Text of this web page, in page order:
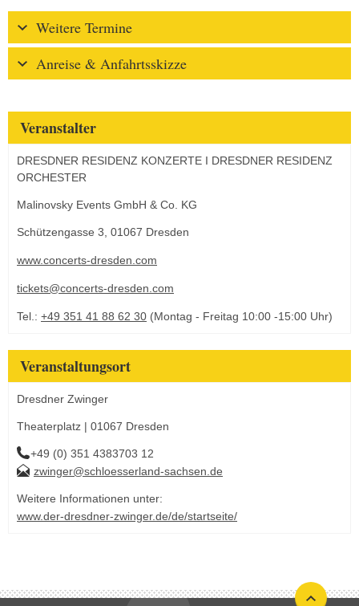
Weitere Termine
Anreise & Anfahrtsskizze
Veranstalter
DRESDNER RESIDENZ KONZERTE I DRESDNER RESIDENZ
ORCHESTER
Malinovsky Events GmbH & Co. KG
Schützengasse 3, 01067 Dresden
www.concerts-dresden.com
tickets@concerts-dresden.com
Tel.: +49 351 41 88 62 30 (Montag - Freitag 10:00 -15:00 Uhr)
Veranstaltungsort
Dresdner Zwinger
Theaterplatz | 01067 Dresden
+49 (0) 351 4383703 12
zwinger@schloesserland-sachsen.de
Weitere Informationen unter:
www.der-dresdner-zwinger.de/de/startseite/